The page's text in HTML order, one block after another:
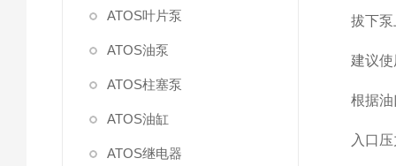
ATOS叶片泵
ATOS油泵
ATOS柱塞泵
ATOS油缸
ATOS继电器
拔下
建议
根据
入口